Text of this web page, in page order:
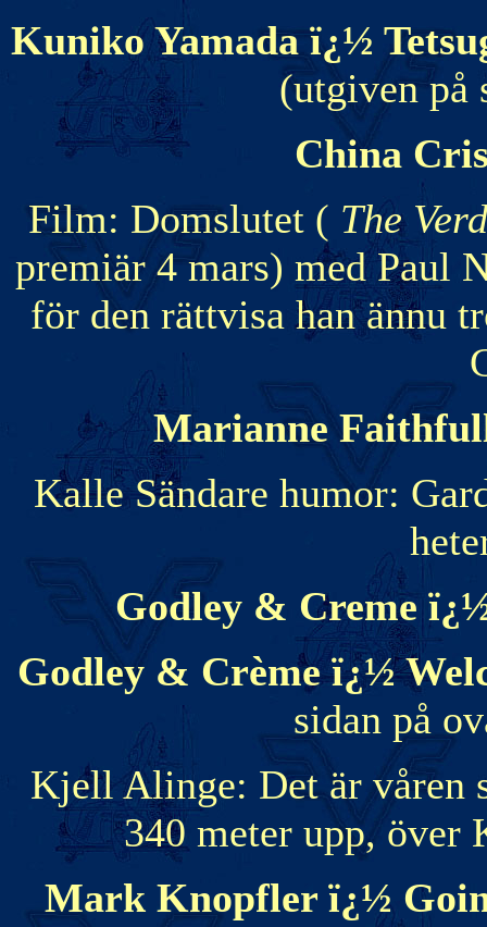
Kuniko Yamada ï¿½
(utgiven på
China
Film: Domslutet ( The
premiär 4 mars) med Paul
för den rättvisa han ännu
Marianne
Kalle Sändare humor:
Godley & Creme
Godley & Crème ï¿½
sidan på
Kjell Alinge: Det är våren
340 meter upp, över
Mark Knopfler ï¿½